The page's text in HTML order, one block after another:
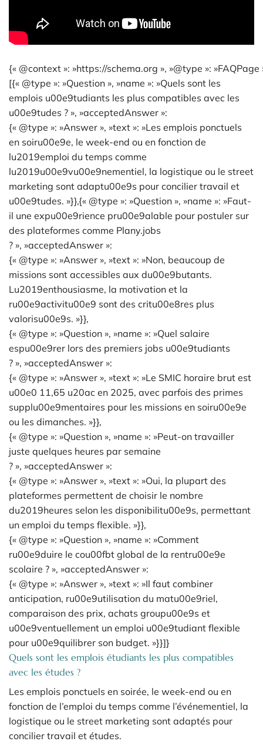
{« @context »: »https://schema.org », »@type »: »FAQPage
[{« @type »: »Question », »name »: »Quels sont les
emplois u00e9tudiants les plus compatibles avec les
u00e9tudes ? », »acceptedAnswer »:
{« @type »: »Answer », »text »: »Les emplois ponctuels
en soiru00e9e, le week-end ou en fonction de
lu2019emploi du temps comme
lu2019u00e9vu00e9nementiel, la logistique ou le street
marketing sont adaptu00e9s pour concilier travail et
u00e9tudes. »}},{« @type »: »Question », »name »: »Faut-
il une expu00e9rience pru00e9alable pour postuler sur
des plateformes comme Plany.jobs
? », »acceptedAnswer »:
{« @type »: »Answer », »text »: »Non, beaucoup de
missions sont accessibles aux du00e9butants.
Lu2019enthousiasme, la motivation et la
ru00e9activitu00e9 sont des critu00e8res plus
valorisu00e9s. »}},
{« @type »: »Question », »name »: »Quel salaire
espu00e9rer lors des premiers jobs u00e9tudiants
? », »acceptedAnswer »:
{« @type »: »Answer », »text »: »Le SMIC horaire brut est
u00e0 11,65 u20ac en 2025, avec parfois des primes
supplu00e9mentaires pour les missions en soiru00e9e
ou les dimanches. »}},
{« @type »: »Question », »name »: »Peut-on travailler
juste quelques heures par semaine
? », »acceptedAnswer »:
{« @type »: »Answer », »text »: »Oui, la plupart des
plateformes permettent de choisir le nombre
du2019heures selon les disponibilitu00e9s, permettant
un emploi du temps flexible. »}},
{« @type »: »Question », »name »: »Comment
ru00e9duire le cou00fbt global de la rentru00e9e
scolaire ? », »acceptedAnswer »:
{« @type »: »Answer », »text »: »Il faut combiner
anticipation, ru00e9utilisation du matu00e9riel,
comparaison des prix, achats groupu00e9s et
u00e9ventuellement un emploi u00e9tudiant flexible
pour u00e9quilibrer son budget. »}}]}
Quels sont les emplois étudiants les plus compatibles
avec les études ?
Les emplois ponctuels en soirée, le week-end ou en
fonction de l’emploi du temps comme l’événementiel, la
logistique ou le street marketing sont adaptés pour
concilier travail et études.